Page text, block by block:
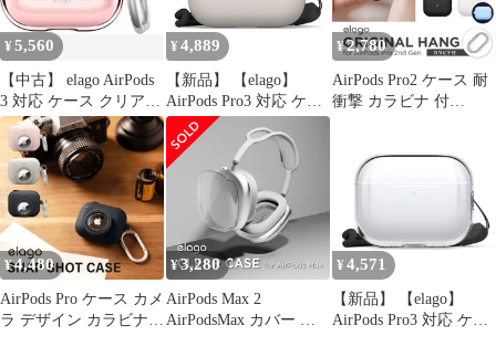
クセサリー [ Apple
AirPodsPro MWP22J/A
エア 1
AirPods Pro 3 エアーポ
ッズプロ3 エアポッツ
プロ 第3世代 対応 0
¥5,560
【中古】 elago AirPods
3 対応 ケース クリア
落下防止 カラビナ 付き
耐衝撃 薄型 クリアケー
ス カバー 衝撃 吸収 シ
ンプル スリム ソフト
¥ 4,889
【新品】 【elago】
AirPods Pro3 対応 ケー
ス シリコン 耐衝撃 ハ
イブリッド 落下防止 ス
トラップ付 おしゃれ カ
バー ワイヤレス充電 対
応 シンプル シリコンケ
ース [ AirPods Pro 3 エ
アーポッズプロ3 エア
ポッツプロ 0
¥2,780
AirPods Pro2 ケース 耐
衝撃 カラビナ 付
ップル エアポッツプロ
2 第2世代 MTJV3J/A 対
HANG
¥4,480
AirPods Pro ケース カメ
ラ デザイン カラビナ
¥3,280
AirPods Max 2
AirPodsMax カバー 耐
¥ 4,571
【新品】 【elago】
AirPods Pro3 対応 ケー